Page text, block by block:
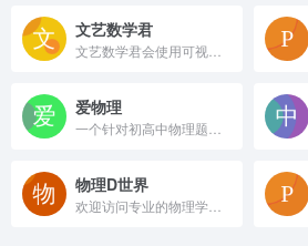
文艺数学君
爱物理
物理D世界